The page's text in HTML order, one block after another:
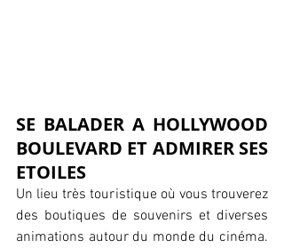
SE BALADER A HOLLYWOOD
BOULEVARD ET ADMIRER SES
ETOILES
Un lieu très touristique où vous trouverez
des boutiques de souvenirs et diverses
animations autour du monde du cinéma.